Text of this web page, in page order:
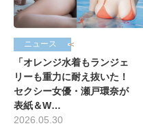
ニュース
「オレンジ水着もランジェ
リーも重力に耐え抜いた！
セクシー女優・瀬戸環奈が
表紙＆W…
2026.05.30